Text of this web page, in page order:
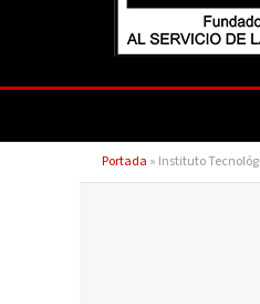
Portada » Instituto